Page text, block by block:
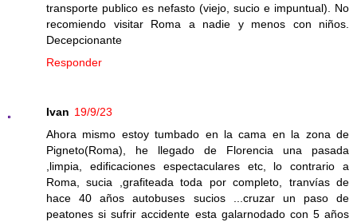
transporte publico es nefasto (viejo, sucio e impuntual). No
recomiendo visitar Roma a nadie y menos con niños.
Decepcionante
Responder
Ivan 19/9/23
Ahora mismo estoy tumbado en la cama en la zona de
Pigneto(Roma), he llegado de Florencia una pasada
,limpia, edificaciones espectaculares etc, lo contrario a
Roma, sucia ,grafiteada toda por completo, tranvías de
hace 40 años autobuses sucios ...cruzar un paso de
peatones si sufrir accidente esta galarnodado con 5 años